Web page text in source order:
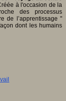
à l'occasion de la
des processus
de l’apprentissage "
dont les humains